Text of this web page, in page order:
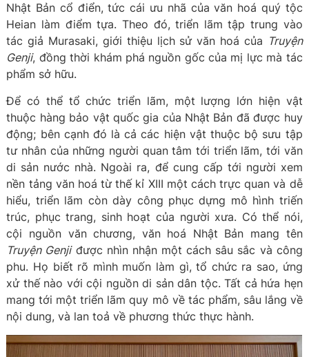
Nhật Bản cổ điển, tức cái ưu nhã của văn hoá quý tộc
Heian làm điểm tựa. Theo đó, triển lãm tập trung vào
tác giả Murasaki, giới thiệu lịch sử văn hoá của Truyện
Genji, đồng thời khám phá nguồn gốc của mị lực mà tác
phẩm sở hữu.
Để có thể tổ chức triển lãm, một lượng lớn hiện vật
thuộc hàng bảo vật quốc gia của Nhật Bản đã được huy
động; bên cạnh đó là cả các hiện vật thuộc bộ sưu tập
tư nhân của những người quan tâm tới triển lãm, tới văn
di sản nước nhà. Ngoài ra, để cung cấp tới người xem
nền tảng văn hoá từ thế kỉ XIII một cách trực quan và dễ
hiểu, triển lãm còn dày công phục dựng mô hình triến
trúc, phục trang, sinh hoạt của người xưa. Có thể nói,
cội nguồn văn chương, văn hoá Nhật Bản mang tên
Truyện Genjiđược nhìn nhận một cách sâu sắc và công
phu. Họ biết rõ mình muốn làm gì, tổ chức ra sao, ứng
xử thế nào với cội nguồn di sản dân tộc. Tất cả hứa hẹn
mang tới một triển lãm quy mô về tác phẩm, sâu lắng về
nội dung, và lan toả về phương thức thực hành.